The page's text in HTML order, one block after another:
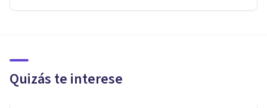
Quizás te interese